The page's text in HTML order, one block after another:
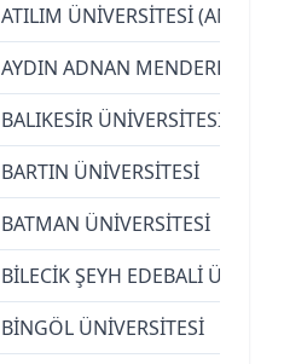
ATILIM ÜNİVERSİTESİ (ANKARA)
AYDIN ADNAN MENDERES
BALIKESİR ÜNİVERSİTESİ
BARTIN ÜNİVERSİTESİ
BATMAN ÜNİVERSİTESİ
BİLECİK ŞEYH EDEBALİ
BİNGÖL ÜNİVERSİTESİ